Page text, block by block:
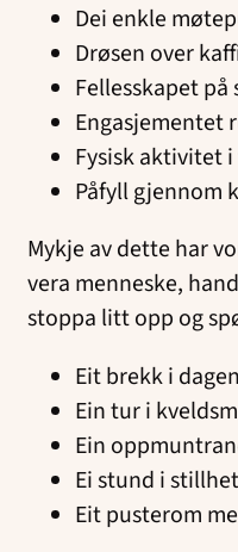
Dei enkle
Drøsen over
Fellesskapet
Engasjementet
Fysisk aktivitet
Påfyll gjennom
Mykje av dette har
vera menneske,
stoppa litt opp og
Eit brekk i
Ein tur i
Ein
Ei stund i
Eit pusterom